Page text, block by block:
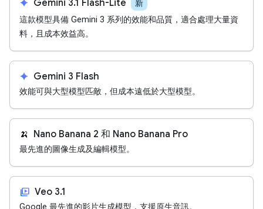
spark Gemini 3.1 Flash-Lite 新
這款模型具備 Gemini 3 系列的效能和品質，適合處理大量資
料，且成本效益高。
spark Gemini 3 Flash
效能可與大型模型匹敵，但成本遠低於大型模型。
🍌 Nano Banana 2 和 Nano Banana Pro
最先進的圖像生成及編輯模型。
video_library Veo 3.1
Google 最先進的影片生成模型，支援原生音訊。